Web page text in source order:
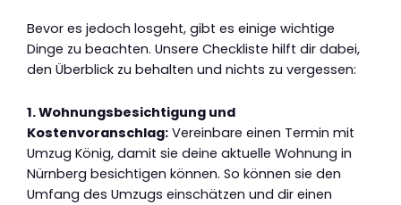
Bevor es jedoch losgeht, gibt es einige wichtige
Dinge zu beachten. Unsere Checkliste hilft dir dabei,
den Überblick zu behalten und nichts zu vergessen:
1. Wohnungsbesichtigung und
Kostenvoranschlag: Vereinbare einen Termin mit
Umzug König, damit sie deine aktuelle Wohnung in
Nürnberg besichtigen können. So können sie den
Umfang des Umzugs einschätzen und dir einen